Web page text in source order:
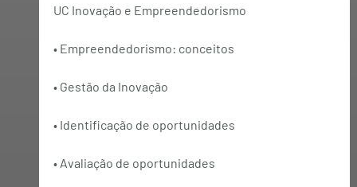
UC Inovação e Empreendedorismo
• Empreendedorismo: conceitos
• Gestão da Inovação
• Identificação de oportunidades
• Avaliação de oportunidades